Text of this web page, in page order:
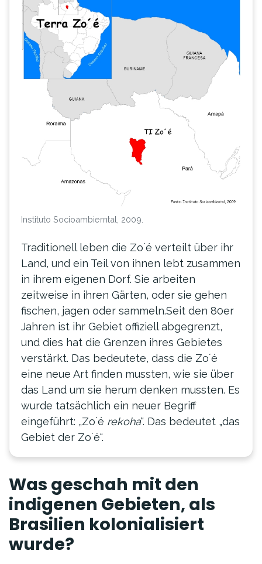
Instituto Socioambierntal, 2009.
Traditionell leben die Zo´é verteilt über ihr
Land, und ein Teil von ihnen lebt zusammen
in ihrem eigenen Dorf. Sie arbeiten
zeitweise in ihren Gärten, oder sie gehen
fischen, jagen oder sammeln.Seit den 80er
Jahren ist ihr Gebiet offiziell abgegrenzt,
und dies hat die Grenzen ihres Gebietes
verstärkt. Das bedeutete, dass die Zo´é
eine neue Art finden mussten, wie sie über
das Land um sie herum denken mussten. Es
wurde tatsächlich ein neuer Begriff
eingeführt: „Zo´é rekoha“. Das bedeutet „das
Gebiet der Zo´é“.
Was geschah mit den
indigenen Gebieten, als
Brasilien kolonialisiert
wurde?